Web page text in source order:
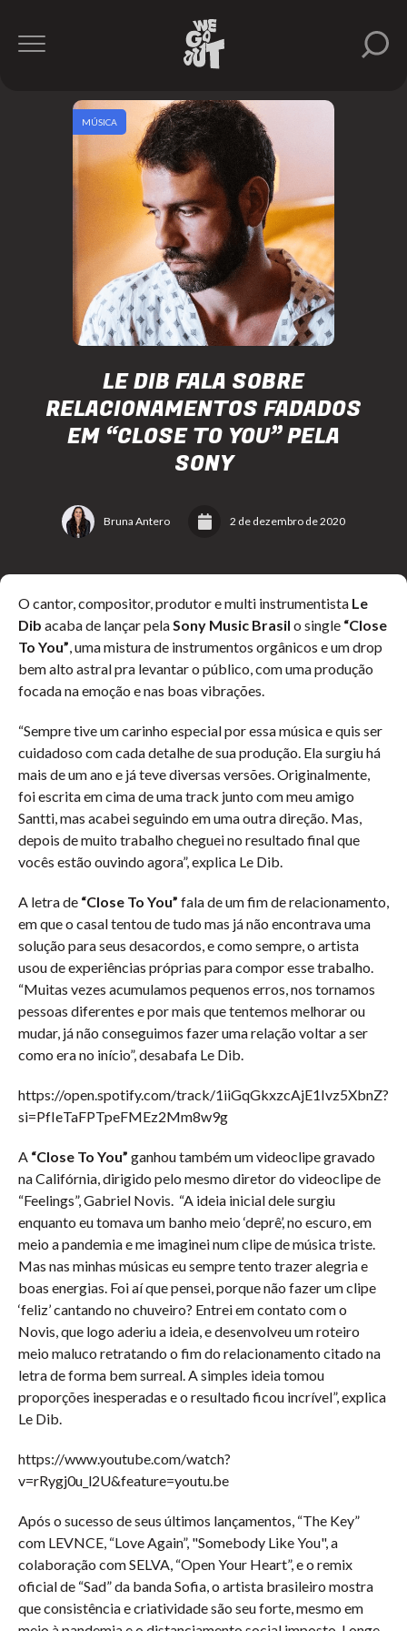
LE DIB FALA SOBRE
RELACIONAMENTOS FADADOS
EM “CLOSE TO YOU” PELA
SONY
Bruna Antero 2 de dezembro de 2020
MÚSICA
O cantor, compositor, produtor e multi instrumentista Le
Dib acaba de lançar pelaSony Music Brasil o single “Close
To You”, uma mistura de instrumentos orgânicos e um drop
bem alto astral pra levantar o público, com uma produção
focada na emoção e nas boas vibrações.
“Sempre tive um carinho especial por essa música e quis ser
cuidadoso com cada detalhe de sua produção. Ela surgiu há
mais de um ano e já teve diversas versões. Originalmente,
foi escrita em cima de uma track junto com meu amigo
Santti, mas acabei seguindo em uma outra direção. Mas,
depois de muito trabalho cheguei no resultado final que
vocês estão ouvindo agora”, explica Le Dib.
A letra de “Close To You” fala de um fim de relacionamento,
em que o casal tentou de tudo mas já não encontrava uma
solução para seus desacordos, e como sempre, o artista
usou de experiências próprias para compor esse trabalho.
“Muitas vezes acumulamos pequenos erros, nos tornamos
pessoas diferentes e por mais que tentemos melhorar ou
mudar, já não conseguimos fazer uma relação voltar a ser
como era no início”, desabafa Le Dib.
https://open.spotify.com/track/1iiGqGkxzcAjE1Ivz5XbnZ?
si=PfIeTaFPTpeFMEz2Mm8w9g
A “Close To You” ganhou também um videoclipe gravado
na Califórnia, dirigido pelo mesmo diretor do videoclipe de
“Feelings”, Gabriel Novis. “A ideia inicial dele surgiu
enquanto eu tomava um banho meio ‘deprê’, no escuro, em
meio a pandemia e me imaginei num clipe de música triste.
Mas nas minhas músicas eu sempre tento trazer alegria e
boas energias. Foi aí que pensei, porque não fazer um clipe
‘feliz’ cantando no chuveiro? Entrei em contato com o
Novis, que logo aderiu a ideia, e desenvolveu um roteiro
meio maluco retratando o fim do relacionamento citado na
letra de forma bem surreal. A simples ideia tomou
proporções inesperadas e o resultado ficou incrível”, explica
Le Dib.
https://www.youtube.com/watch?
v=rRygj0u_l2U&feature=youtu.be
Após o sucesso de seus últimos lançamentos, “The Key”
com LEVNCE, “Love Again”, "Somebody Like You", a
colaboração com SELVA, “Open Your Heart”, e o remix
oficial de “Sad” da banda Sofia, o artista brasileiro mostra
que consistência e criatividade são seu forte, mesmo em